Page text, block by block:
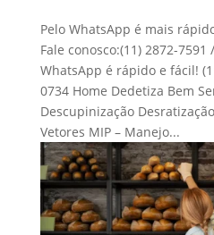
Pelo WhatsApp é mais
Fale conosco:(11) 2872-7591
WhatsApp é rápido e fácil!
0734 Home Dedetiza Bem
Descupinização
Vetores MIP – Manejo...